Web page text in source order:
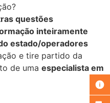
questões
inteiramente
estado/operadores
e tire partido da
de uma especialista em